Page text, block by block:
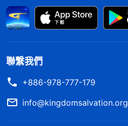
聯繫我們
+886-978-777-179
info@kingdomsalvation.org